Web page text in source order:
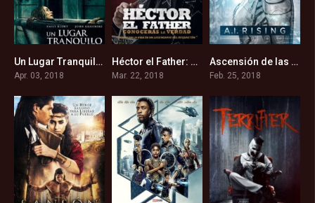
7.5Un Lugar Tranquilo (2018)
Apr. 03, 2018
4.9
Héctor el Father: Conocerás la verdad (2018)
Mar. 22, 2018
4.9Ascensión de las maquinas (2018)
Feb. 25, 2018